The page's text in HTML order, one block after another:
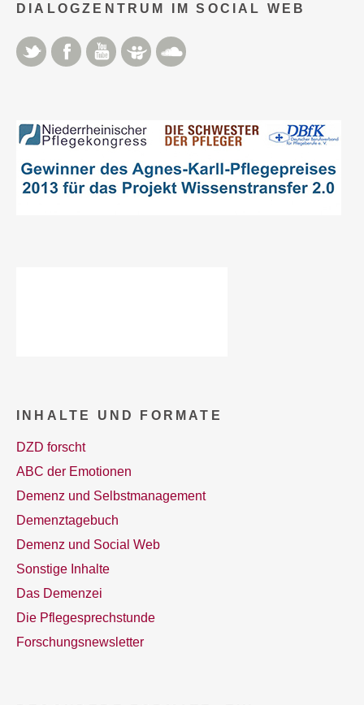
DIALOGZENTRUM IM SOCIAL WEB
Twitter FacebookYouTubeSlideshare
INHALTE UND FORMATE
DZD forscht
ABC der Emotionen
Demenz und Selbstmanagement
Demenztagebuch
Demenz und Social Web
Sonstige Inhalte
Das Demenzei
Die Pflegesprechstunde
Forschungsnewsletter